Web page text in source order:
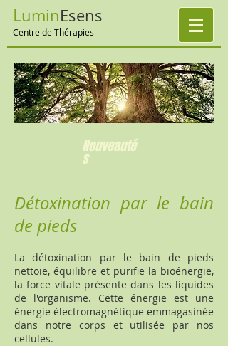
LuminEsens
Centre de Thérapies
Nouveauté
s
Détoxination par le bain
de pieds
La détoxination par le bain de pieds
nettoie, équilibre et purifie la bioénergie,
la force vitale présente dans les liquides
de l'organisme. Cette énergie est une
énergie électromagnétique emmagasinée
dans notre corps et utilisée par nos
cellules.